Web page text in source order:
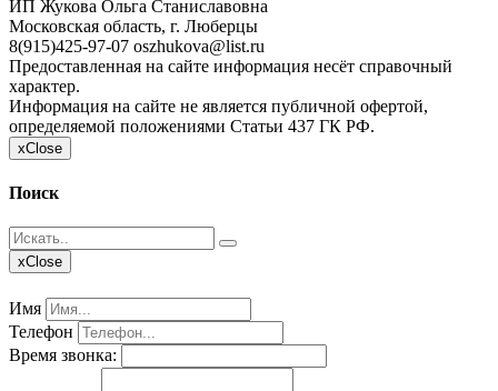
ИП Жукова Ольга Станиславовна
Московская область, г. Люберцы
8(915)425-97-07 oszhukova@list.ru
Предоставленная на сайте информация несёт справочный
характер.
Информация на сайте не является публичной офертой,
определяемой положениями Статьи 437 ГК РФ.
xClose
Поиск
xClose
Имя
Телефон
Время звонка: